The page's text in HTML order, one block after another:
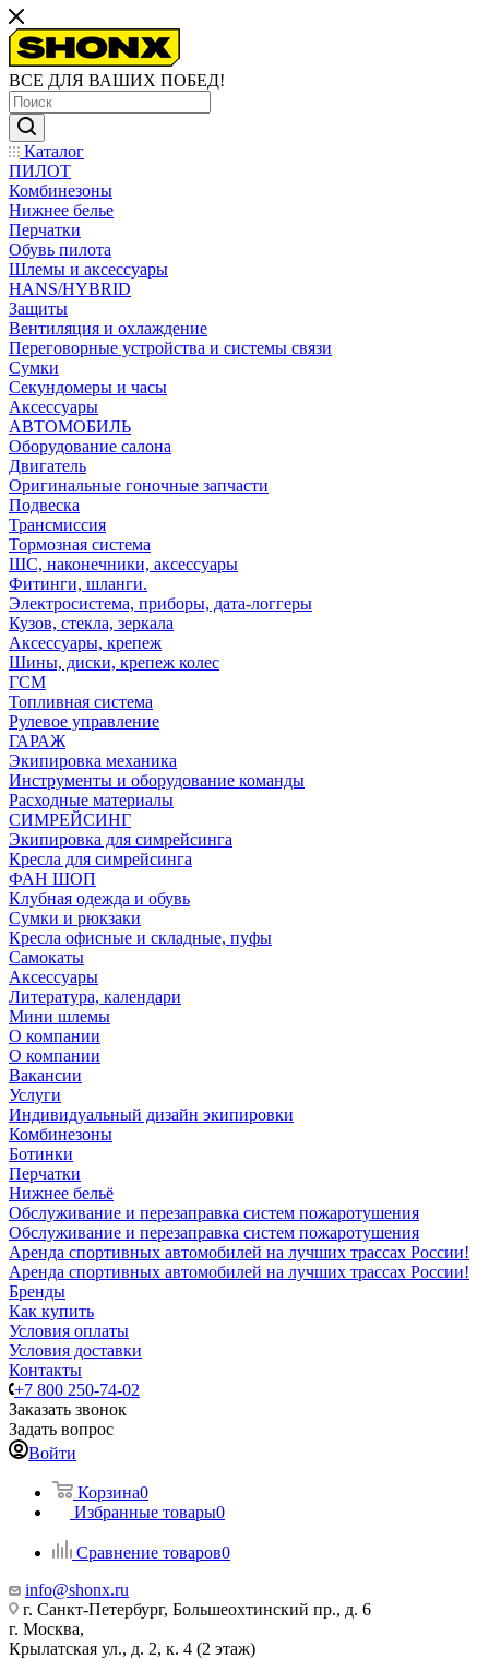
ВСЕ ДЛЯ ВАШИХ ПОБЕД!
Каталог
ПИЛОТ
Комбинезоны
Нижнее белье
Перчатки
Обувь пилота
Шлемы и аксессуары
HANS/HYBRID
Защиты
Вентиляция и охлаждение
Переговорные устройства и системы связи
Сумки
Секундомеры и часы
Аксессуары
АВТОМОБИЛЬ
Оборудование салона
Двигатель
Оригинальные гоночные запчасти
Подвеска
Трансмиссия
Тормозная система
ШС, наконечники, аксессуары
Фитинги, шланги.
Электросистема, приборы, дата-логгеры
Кузов, стекла, зеркала
Аксессуары, крепеж
Шины, диски, крепеж колес
ГСМ
Топливная система
Рулевое управление
ГАРАЖ
Экипировка механика
Инструменты и оборудование команды
Расходные материалы
СИМРЕЙСИНГ
Экипировка для симрейсинга
Кресла для симрейсинга
ФАН ШОП
Клубная одежда и обувь
Сумки и рюкзаки
Кресла офисные и складные, пуфы
Самокаты
Аксессуары
Литература, календари
Мини шлемы
О компании
О компании
Вакансии
Услуги
Индивидуальный дизайн экипировки
Комбинезоны
Ботинки
Перчатки
Нижнее бельё
Обслуживание и перезаправка систем пожаротушения
Обслуживание и перезаправка систем пожаротушения
Аренда спортивных автомобилей на лучших трассах России!
Аренда спортивных автомобилей на лучших трассах России!
Бренды
Как купить
Условия оплаты
Условия доставки
Контакты
+7 800 250-74-02
Заказать звонок
Задать вопрос
Войти
Корзина0
Избранные товары0
Сравнение товаров0
info@shonx.ru
г. Санкт-Петербург, Большеохтинский пр., д. 6
г. Москва,
Крылатская ул., д. 2, к. 4 (2 этаж)